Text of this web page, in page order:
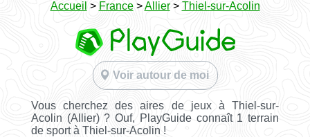
Accueil > France>Allier> Thiel-sur-Acolin
Voir autour de moi
Vous cherchez des aires de jeux à Thiel-sur-
Acolin (Allier) ? Ouf, PlayGuide connaît 1 terrain
de sport à Thiel-sur-Acolin !